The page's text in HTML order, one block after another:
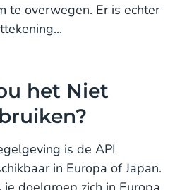
te overwegen. Er is echter
het Niet
is de API
in Europa of Japan.